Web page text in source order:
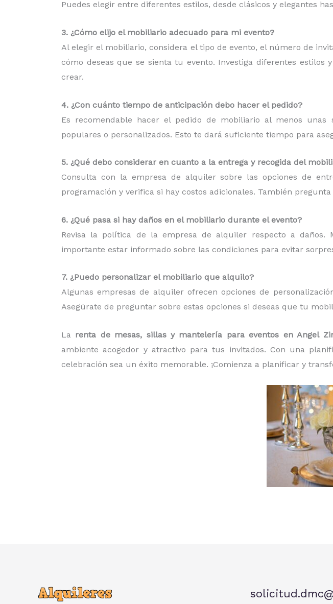
Puedes elegir entre diferentes estilos, desde clásicos y elegantes
3. ¿Cómo elijo el mobiliario adecuado para mi evento?
Al elegir el mobiliario, considera el tipo de evento, el número de
cómo deseas que se sienta tu evento. Investiga diferentes
crear.
4. ¿Con cuánto tiempo de anticipación debo hacer el pedido?
Es recomendable hacer el pedido de mobiliario al menos
populares o personalizados. Esto te dará suficiente tiempo para
5. ¿Qué debo considerar en cuanto a la entrega y recogida del
Consulta con la empresa de alquiler sobre las opciones de
programación y verifica si hay costos adicionales. También
6. ¿Qué pasa si hay daños en el mobiliario durante el evento?
Revisa la política de la empresa de alquiler respecto a daños.
importante estar informado sobre las condiciones para evitar
7. ¿Puedo personalizar el mobiliario que alquilo?
Algunas empresas de alquiler ofrecen opciones de
Asegúrate de preguntar sobre estas opciones si deseas que tu
La renta de mesas, sillas y mantelería para eventos en Angel
ambiente acogedor y atractivo para tus invitados. Con una
celebración sea un éxito memorable. ¡Comienza a planificar y